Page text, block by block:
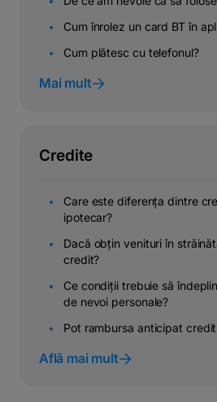
Cum înrolez un card BT în
Cum plătesc cu telefonul?
Mai mult
Credite
Care este diferența dintre
ipotecar?
Dacă obțin venituri în
credit?
Ce condiții trebuie să
de nevoi personale?
Pot rambursa anticipat
Află mai mult